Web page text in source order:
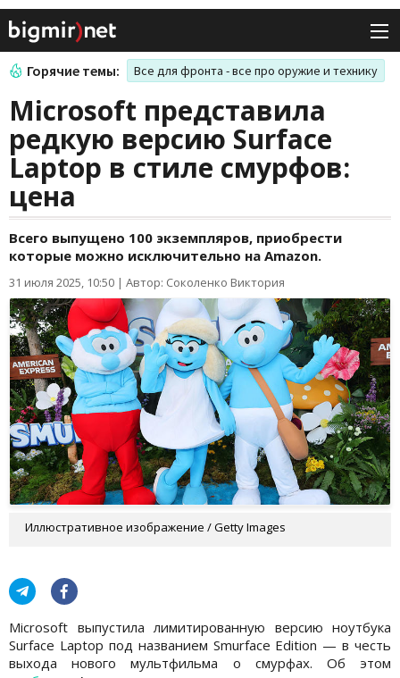
Горячие темы: Все для фронта - все про оружие и технику
Microsoft представила
редкую версию Surface
Laptop в стиле смурфов:
цена
Всего выпущено 100 экземпляров, приобрести
которые можно исключительно на Amazon.
31 июля 2025, 10:50 | Автор: Соколенко Виктория
Иллюстративное изображение / Getty Images
Microsoft выпустила лимитированную версию ноутбука
Surface Laptop под названием Smurface Edition — в честь
выхода нового мультфильма о смурфах. Об этом